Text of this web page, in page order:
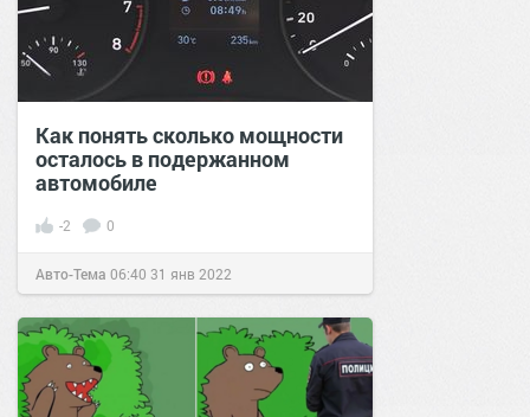
Как понять сколько мощности
осталось в подержанном
автомобиле
-2 0
Авто-Тема 06:40 31 янв 2022